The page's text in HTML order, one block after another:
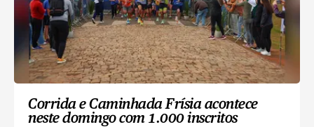
Corrida e Caminhada Frísia acontece
neste domingo com 1.000 inscritos